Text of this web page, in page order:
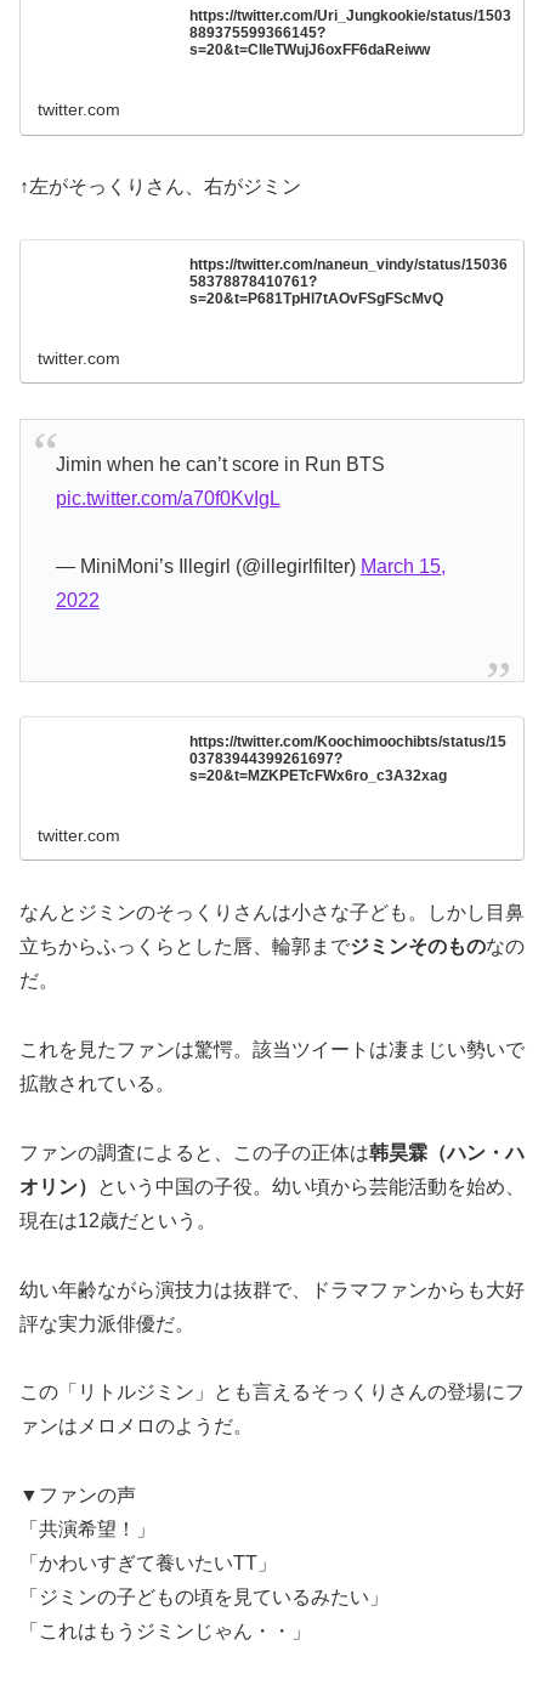
https://twitter.com/Uri_Jungkookie/status/1503
889375599366145?
s=20&t=ClIeTWujJ6oxFF6daReiww
twitter.com
↑左がそっくりさん、右がジミン
https://twitter.com/naneun_vindy/status/15036
58378878410761?
s=20&t=P681TpHl7tAOvFSgFScMvQ
twitter.com
Jimin when he can’t score in Run BTS
pic.twitter.com/a70f0KvIgL
— MiniMoni’s Illegirl (@illegirlfilter) March 15,
2022
https://twitter.com/Koochimoochibts/status/15
03783944399261697?
s=20&t=MZKPETcFWx6ro_c3A32xag
twitter.com
なんとジミンのそっくりさんは小さな子ども。しかし目鼻
立ちからふっくらとした唇、輪郭までジミンそのものなの
だ。
これを見たファンは驚愕。該当ツイートは凄まじい勢いで
拡散されている。
ファンの調査によると、この子の正体は韩昊霖（ハン・ハ
オリン）
という中国の子役。幼い頃から芸能活動を始め、
現在は12歳だという。
幼い年齢ながら演技力は抜群で、ドラマファンからも大好
評な実力派俳優だ。
この「リトルジミン」とも言えるそっくりさんの登場にフ
ァンはメロメロのようだ。
▼ファンの声
「共演希望！」
「かわいすぎて養いたいTT」
「ジミンの子どもの頃を見ているみたい」
「これはもうジミンじゃん・・」